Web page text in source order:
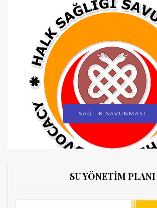
SAĞLIK SAVUNMASI
SU YÖNETİM PLANI